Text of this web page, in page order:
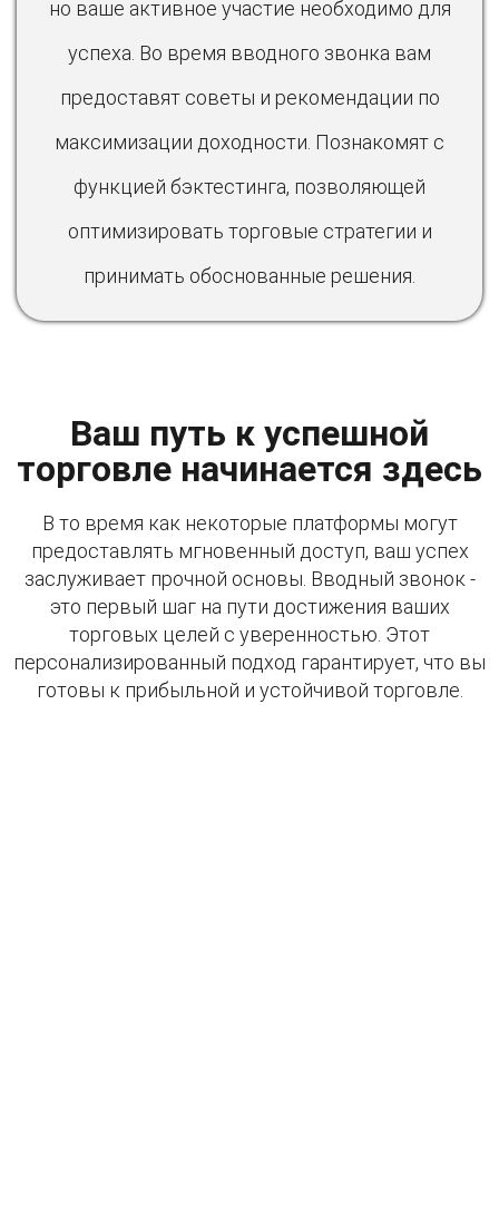
но ваше активное участие необходимо для
успеха. Во время вводного звонка вам
предоставят советы и рекомендации по
максимизации доходности. Познакомят с
функцией бэктестинга, позволяющей
оптимизировать торговые стратегии и
принимать обоснованные решения.
Ваш путь к успешной
торговле начинается здесь
В то время как некоторые платформы могут
предоставлять мгновенный доступ, ваш успех
заслуживает прочной основы. Вводный звонок -
это первый шаг на пути достижения ваших
торговых целей с уверенностью. Этот
персонализированный подход гарантирует, что вы
готовы к прибыльной и устойчивой торговле.